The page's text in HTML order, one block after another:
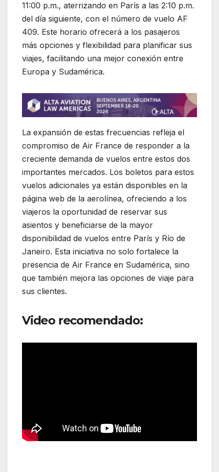
11:00 p.m., aterrizando en París a las 2:10 p.m.
del día siguiente, con el número de vuelo AF
409. Este horario ofrecerá a los pasajeros
más opciones y flexibilidad para planificar sus
viajes, facilitando una mejor conexión entre
Europa y Sudamérica.
La expansión de estas frecuencias refleja el
compromiso de Air France de responder a la
creciente demanda de vuelos entre estos dos
importantes mercados. Los boletos para estos
vuelos adicionales ya están disponibles en la
página web de la aerolínea, ofreciendo a los
viajeros la oportunidad de reservar sus
asientos y beneficiarse de la mayor
disponibilidad de vuelos entre París y Río de
Janeiro. Esta iniciativa no solo fortalece la
presencia de Air France en Sudamérica, sino
que también mejora las opciones de viaje para
sus clientes.
Video recomendado: